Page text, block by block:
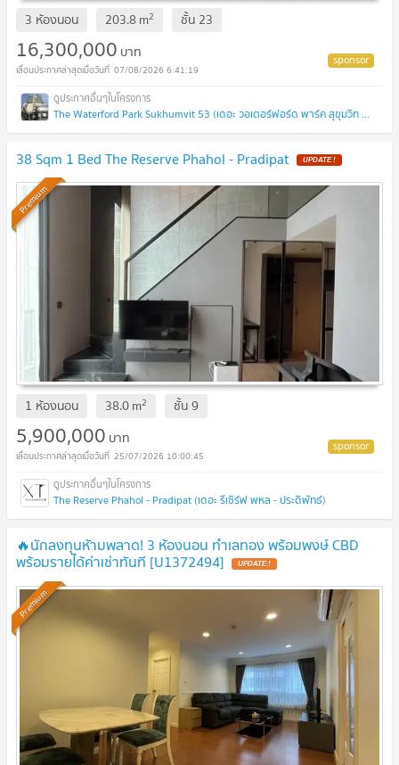
3 ห้องนอน 203.8m2 ชั้น 23
16,300,000 บาท
07/08/2026 6:41:19
The Waterford Park Sukhumvit 53 (เดอะ วอเตอร์ฟอร์ด พาร์ค สุขุมวิท 53)
38 Sqm 1 Bed The Reserve Phahol - Pradipat UPDATE !
Premium
1 ห้องนอน 38.0m2 ชั้น9
5,900,000 บาท
25/07/2026 10:00:45
The Reserve Phahol - Pradipat (เดอะ รีเซิร์ฟ พหล - ประดิพัทธ์)
🔥นักลงทุนห้ามพลาด! 3 ห้องนอน ทำเลทอง พร้อมพงษ์ CBD
พร้อมรายได้ค่าเช่าทันที [U1372494] UPDATE !
Premium